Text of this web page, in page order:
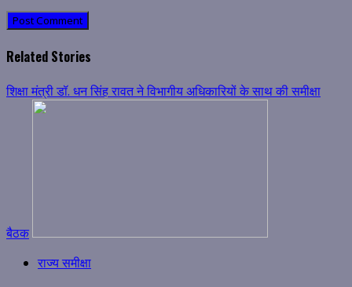
Related Stories
शिक्षा मंत्री डॉ. धन सिंह रावत ने विभागीय अधिकारियों के साथ की समीक्षा
बैठक
राज्य समीक्षा